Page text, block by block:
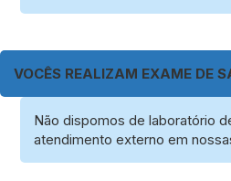
VOCÊS REALIZAM EXAME DE
Não dispomos de laboratório
atendimento externo em